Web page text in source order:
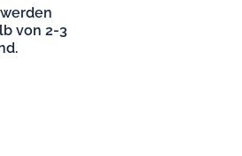
von 2-3